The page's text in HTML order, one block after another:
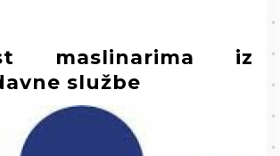
maslinarima iz
službe